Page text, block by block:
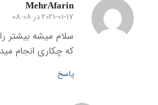
MehrAfarin
گفته:
2021-01-17 در 08:08
سلام میشه بیشتر
که چکاری انجام
پاسخ